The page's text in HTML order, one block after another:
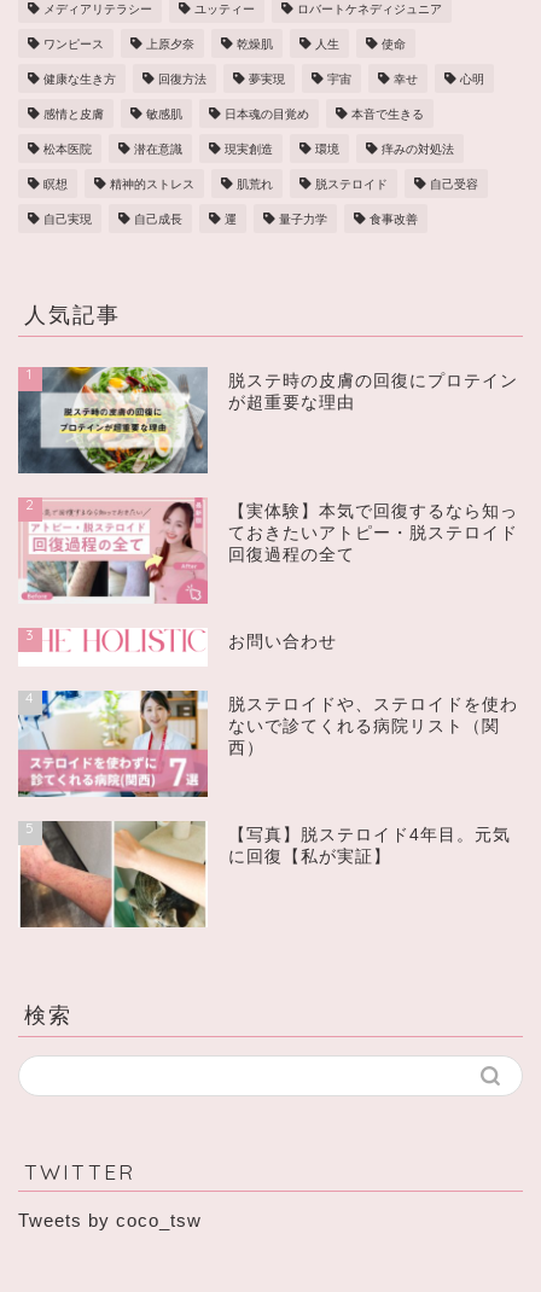
メディアリテラシー ユッティー ロバートケネディジュニア
ワンピース 上原夕奈 乾燥肌 人生 使命
健康な生き方 回復方法 夢実現 宇宙 幸せ 心明
感情と皮膚 敏感肌 日本魂の目覚め 本音で生きる
松本医院 潜在意識 現実創造 環境 痒みの対処法
瞑想 精神的ストレス 肌荒れ 脱ステロイド 自己受容
自己実現 自己成長 運 量子力学 食事改善
人気記事
1
脱ステ時の皮膚の回復にプロテイン
が超重要な理由
2
【実体験】本気で回復するなら知っ
ておきたいアトピー・脱ステロイド
回復過程の全て
3 お問い合わせ
4
脱ステロイドや、ステロイドを使わ
ないで診てくれる病院リスト（関
西）
5
【写真】脱ステロイド4年目。元気
に回復【私が実証】
検索
TWITTER
Tweets by coco_tsw